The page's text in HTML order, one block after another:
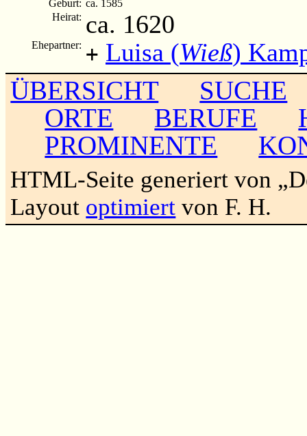
Geburt: ca. 1585
Heirat: ca. 1620
Ehepartner: + Luisa (Wieß)
ÜBERSICHT
SUCHE
ORTE
BERUFE
PROMINENTE
HTML-Seite generiert von
Layout optimiert von F. H.